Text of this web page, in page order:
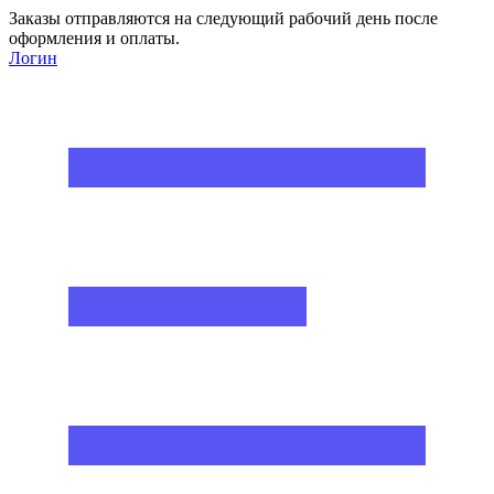
Заказы отправляются на следующий рабочий день после
оформления и оплаты.
Логин